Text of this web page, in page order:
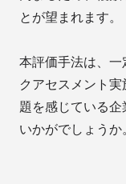
とが望まれます。
本評価手法は、一
クアセスメント
題を感じている
いかがでしょうか